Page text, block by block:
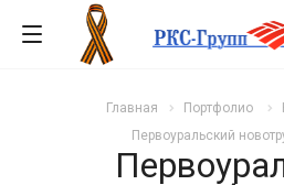
Главная Портфолио
Первоуральский